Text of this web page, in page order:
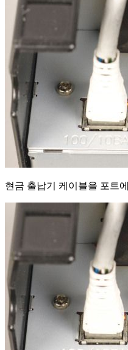
현금 출납기 케이블을 포트